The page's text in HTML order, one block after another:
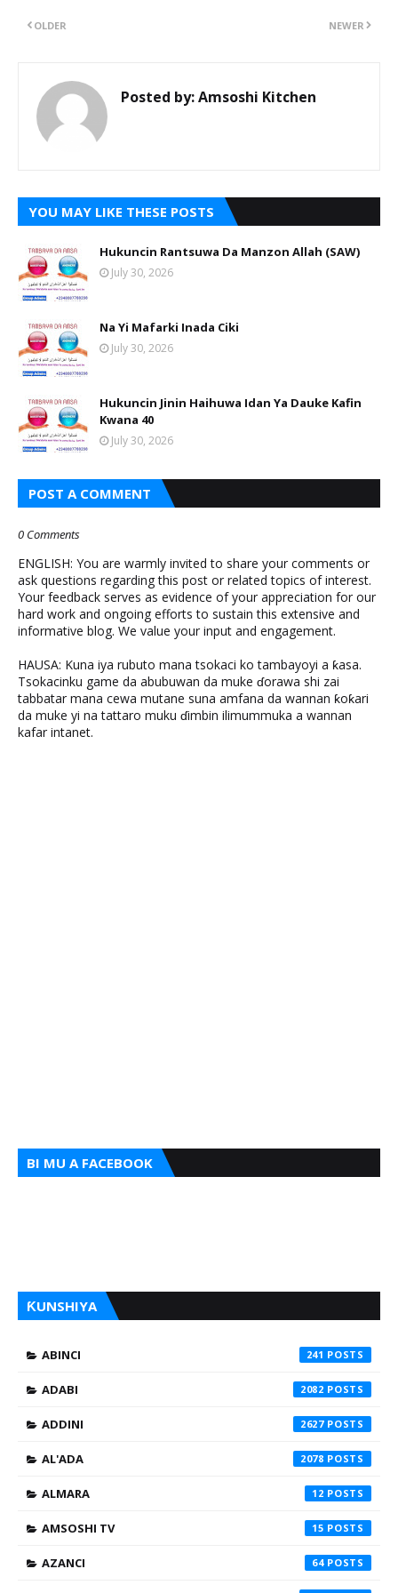
NEWER
OLDER
Posted by:Amsoshi Kitchen
YOU MAY LIKE THESE POSTS
Hukuncin Rantsuwa Da Manzon Allah (SAW)
July 30, 2026
Na Yi Mafarki Inada Ciki
July 30, 2026
Hukuncin Jinin Haihuwa Idan Ya Dauke Kafin
Kwana 40
July 30, 2026
POST A COMMENT
0 Comments
ENGLISH: You are warmly invited to share your comments or
ask questions regarding this post or related topics of interest.
Your feedback serves as evidence of your appreciation for our
hard work and ongoing efforts to sustain this extensive and
informative blog. We value your input and engagement.
HAUSA: Kuna iya rubuto mana tsokaci ko tambayoyi a ƙasa.
Tsokacinku game da abubuwan da muke ɗorawa shi zai
tabbatar mana cewa mutane suna amfana da wannan ƙoƙari
da muke yi na tattaro muku ɗimbin ilimummuka a wannan
kafar intanet.
BI MU A FACEBOOK
ƘUNSHIYA
ABINCI 241
ADABI 2082
ADDINI 2627
AL'ADA 2078
ALMARA 12
AMSOSHI TV 15
AZANCI 64